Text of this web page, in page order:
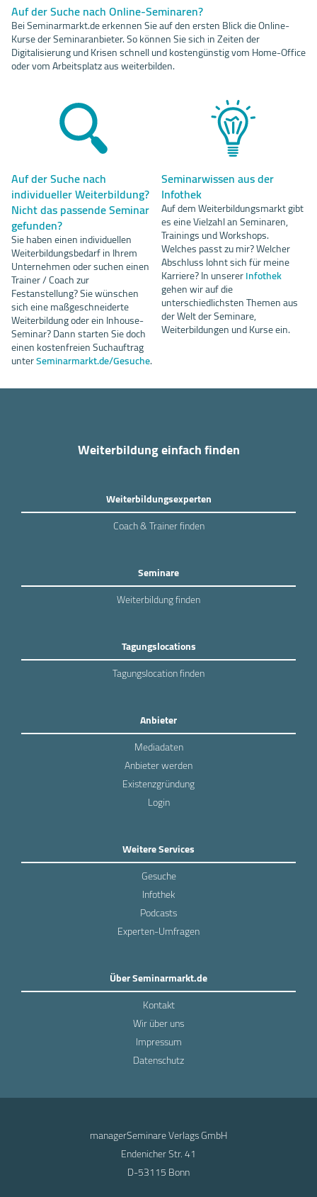
Auf der Suche nach Online-Seminaren?
Bei Seminarmarkt.de erkennen Sie auf den ersten Blick die Online-
Kurse der Seminaranbieter. So können Sie sich in Zeiten der
Digitalisierung und Krisen schnell und kostengünstig vom Home-Office
oder vom Arbeitsplatz aus weiterbilden.
Auf der Suche nach
individueller Weiterbildung?
Nicht das passende Seminar
gefunden?
Sie haben einen individuellen
Weiterbildungsbedarf in Ihrem
Unternehmen oder suchen einen
Trainer / Coach zur
Festanstellung? Sie wünschen
sich eine maßgeschneiderte
Weiterbildung oder ein Inhouse-
Seminar? Dann starten Sie doch
einen kostenfreien Suchauftrag
unterSeminarmarkt.de/Gesuche.
Seminarwissen aus der
Infothek
Auf dem Weiterbildungsmarkt gibt
es eine Vielzahl an Seminaren,
Trainings und Workshops.
Welches passt zu mir? Welcher
Abschluss lohnt sich für meine
Karriere? In unsererInfothek
gehen wir auf die
unterschiedlichsten Themen aus
der Welt der Seminare,
Weiterbildungen und Kurse ein.
Weiterbildung einfach finden
Weiterbildungsexperten
Coach & Trainer finden
Seminare
Weiterbildung finden
Tagungslocations
Tagungslocation finden
Anbieter
Mediadaten
Anbieter werden
Existenzgründung
Login
Weitere Services
Gesuche
Infothek
Podcasts
Experten-Umfragen
Über Seminarmarkt.de
Kontakt
Wir über uns
Impressum
Datenschutz
managerSeminare Verlags GmbH
Endenicher Str. 41
D-53115 Bonn